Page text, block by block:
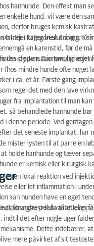
hanhunde. Den effekt man
enkelte hund, vil være den
derfor bruges kemisk
som ejer tager beslutning om
falder i kategorien doping.
en karenstid, før de
dispensationsmuligheder
i to styrker. Den laveste
(hos mindre hunde ofte noget
i ca. et år. Første gang
regel det med den lave
fra implantation til man
så behandlede hanhunde
i denne periode. Ved
det seneste implantat, har
mister lysten til at parre en
holde hanhunde og tæver
er kemisk eller kirurgisk
ses en lokal reaktion ved
eller let inflammation i
kan hunden have en øget
at forandre pelskvalitet eller få
lede til at
indtil det efter nogle uger
Dette indebærer,
mere påvirket af sit